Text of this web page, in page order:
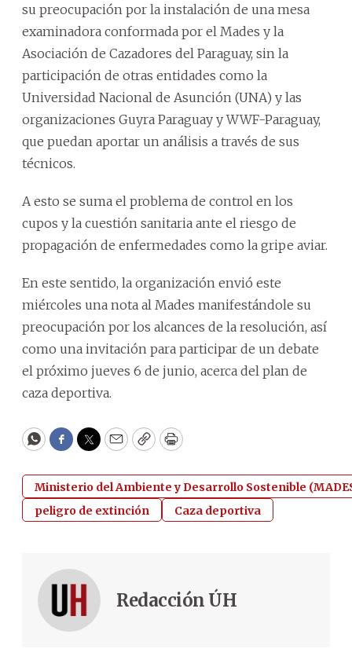
su preocupación por la instalación de una mesa
examinadora conformada por el Mades y la
Asociación de Cazadores del Paraguay, sin la
participación de otras entidades como la
Universidad Nacional de Asunción (UNA) y las
organizaciones Guyra Paraguay y WWF-Paraguay,
que puedan aportar un análisis a través de sus
técnicos.
A esto se suma el problema de control en los
cupos y la cuestión sanitaria ante el riesgo de
propagación de enfermedades como la gripe aviar.
En este sentido, la organización envió este
miércoles una nota al Mades manifestándole su
preocupación por los alcances de la resolución, así
como una invitación para participar de un debate
el próximo jueves 6 de junio, acerca del plan de
caza deportiva.
WhatsApp
Facebook
Twitter
EmailCopyPrint
Ministerio del Ambiente y Desarrollo Sostenible
peligro de extinción
Caza deportiva
Redacción ÚH